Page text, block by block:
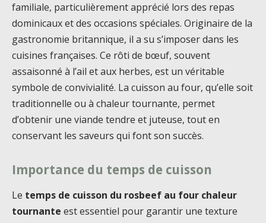
familiale, particulièrement apprécié lors des repas
dominicaux et des occasions spéciales. Originaire de la
gastronomie britannique, il a su s’imposer dans les
cuisines françaises. Ce rôti de bœuf, souvent
assaisonné à l’ail et aux herbes, est un véritable
symbole de convivialité. La cuisson au four, qu’elle soit
traditionnelle ou à chaleur tournante, permet
d’obtenir une viande tendre et juteuse, tout en
conservant les saveurs qui font son succès.
Importance du temps de cuisson
Le temps de cuisson du rosbeef au four chaleur
tournante est essentiel pour garantir une texture